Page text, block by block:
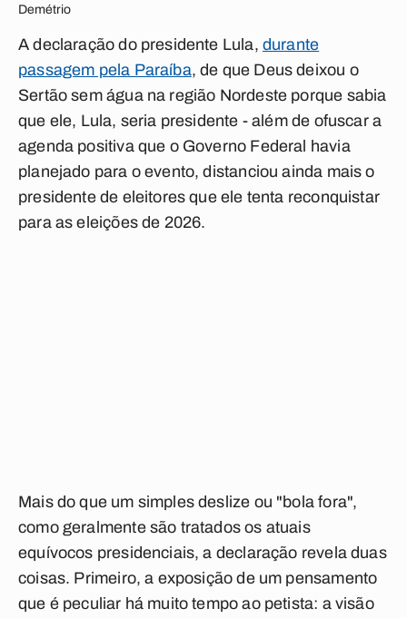
Demétrio
A declaração do presidente Lula, durante
passagem pela Paraíba, de que Deus deixou o
Sertão sem água na região Nordeste porque sabia
que ele, Lula, seria presidente - além de ofuscar a
agenda positiva que o Governo Federal havia
planejado para o evento, distanciou ainda mais o
presidente de eleitores que ele tenta reconquistar
para as eleições de 2026.
Mais do que um simples deslize ou "bola fora",
como geralmente são tratados os atuais
equívocos presidenciais, a declaração revela duas
coisas. Primeiro, a exposição de um pensamento
que é peculiar há muito tempo ao petista: a visão